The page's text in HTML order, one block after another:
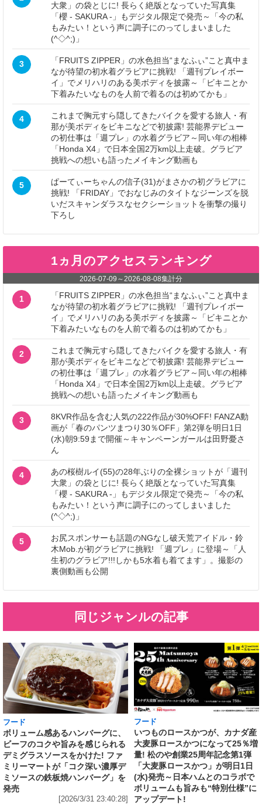
大衆」の袋とじに! 長らく絶版となっていた写真集
「櫻 - SAKURA -」もデジタル限定で発売～「今の私
もみたい！という声に調子にのってしまいました
(^◇^;)」
3
「FRUITS ZIPPER」の水色担当“まなふぃ”こと真中ま
なが待望の初水着グラビアに挑戦! 「週刊プレイボー
イ」でメリハリのある美ボディを披露～「ビキニとか
下着みたいなものを人前で着るのは初めてかも」
4
これまで胸元すら隠してきたバイクを愛する旅人・有
那が美ボディをビキニなどで初披露! 芸能界デビュー
の初仕事は「週プレ」の水着グラビア～同い年の相棒
「Honda X4」で日本全国2万km以上走破。グラビア
挑戦への想いも語ったメイキング動画も
5
ぱーてぃーちゃんの信子(31)がまさかの初グラビアに
挑戦! 「FRIDAY」でおなじみのタイトなジーンズを脱
いだスキャンダラスなセクシーショットを衝撃の撮り
下ろし
1ヵ月のアクセスランキング
2026-07-09 ～2026-08-08集計分
1
「FRUITS ZIPPER」の水色担当“まなふぃ”こと真中ま
なが待望の初水着グラビアに挑戦! 「週刊プレイボー
イ」でメリハリのある美ボディを披露～「ビキニとか
下着みたいなものを人前で着るのは初めてかも」
2
これまで胸元すら隠してきたバイクを愛する旅人・有
那が美ボディをビキニなどで初披露! 芸能界デビュー
の初仕事は「週プレ」の水着グラビア～同い年の相棒
「Honda X4」で日本全国2万km以上走破。グラビア
挑戦への想いも語ったメイキング動画も
3
8KVR作品を含む人気の222作品が30%OFF! FANZA動
画が「春のパンツまつり30％OFF」第2弾を明日1日
(水)朝9:59まで開催～キャンペーンガールは田野憂さ
ん
4
あの桜樹ルイ(55)の28年ぶりの全裸ショットが「週刊
大衆」の袋とじに! 長らく絶版となっていた写真集
「櫻 - SAKURA -」もデジタル限定で発売～「今の私
もみたい！という声に調子にのってしまいました
(^◇^;)」
5
お尻スポンサーも話題のNGなし破天荒アイドル・鈴
木Mob.が初グラビアに挑戦! 「週プレ」に登場～「人
生初のグラビア!!!しかも5水着も着てます」。撮影の
裏側動画も公開
同じジャンルの記事
フード
ボリューム感あるハンバーグに、
ビーフのコクや旨みを感じられる
デミグラスソースをかけた! ファ
ミリーマートが「コク深い濃厚デ
ミソースの鉄板焼ハンバーグ」を
発売
[2026/3/31 23:40:28]
フード
いつものロースかつが、カナダ産
大麦豚ロースかつになって25％増
量! 松のや創業25周年記念第1弾
「大麦豚ロースかつ」が明日1日
(水)発売～日本ハムとのコラボで
ボリュームも旨みも“特別仕様”に
アップデート!